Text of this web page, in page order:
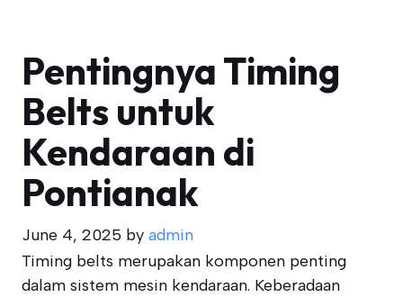
Pentingnya Timing
Belts untuk
Kendaraan di
Pontianak
June 4, 2025 by admin
Timing belts merupakan komponen penting
dalam sistem mesin kendaraan. Keberadaan